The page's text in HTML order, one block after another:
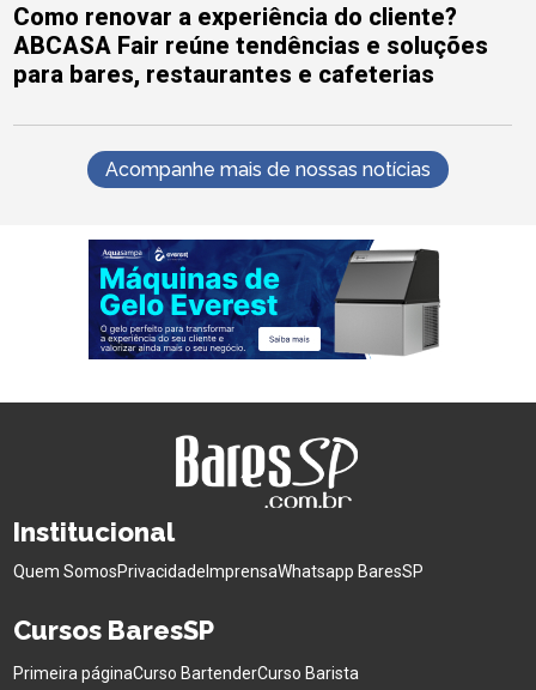
Como renovar a experiência do cliente?
ABCASA Fair reúne tendências e soluções
para bares, restaurantes e cafeterias
Acompanhe mais de nossas notícias
Institucional
Quem SomosPrivacidade ImprensaWhatsapp BaresSP
Cursos BaresSP
Primeira páginaCurso BartenderCurso Barista